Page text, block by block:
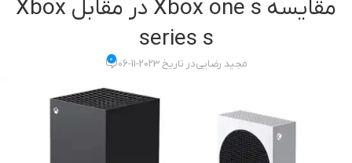
مقایسه Xbox one s در مقابل Xbox
series s
مجید رضاییدر تاریخ 2023-11-06 0